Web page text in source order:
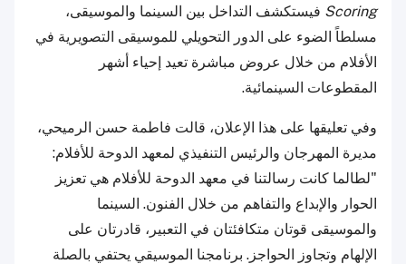
Scoring فيستكشف التداخل بين السينما والموسيقى،
مسلطاً الضوء على الدور التحويلي للموسيقى التصويرية في
الأفلام من خلال عروض مباشرة تعيد إحياء أشهر
المقطوعات السينمائية.
وفي تعليقها على هذا الإعلان، قالت فاطمة حسن الرميحي،
مديرة المهرجان والرئيس التنفيذي لمعهد الدوحة للأفلام:
"لطالما كانت رسالتنا في معهد الدوحة للأفلام هي تعزيز
الحوار والإبداع والتفاهم من خلال الفنون. السينما
والموسيقى قوتان متكافئتان في التعبير، قادرتان على
الإلهام وتجاوز الحواجز. برنامجنا الموسيقي يحتفي بالصلة